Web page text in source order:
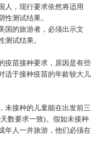
人，现行要求依然将适用
测试结果。
国的旅游者，必须出示文
测试结果。
疫苗接种要求，原因是有些
适于接种疫苗的年龄较大儿
未接种的儿童能在出发前三
数要求一致)。假如未接种
年人一并旅游，他们必须在